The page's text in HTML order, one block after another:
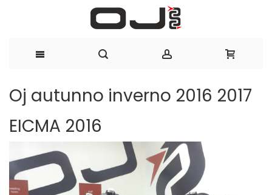
al
contenuto
Oj autunno inverno 2016 2017
EICMA 2016